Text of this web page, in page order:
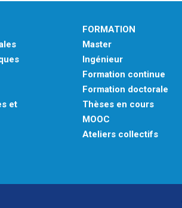
et
FORMATION
Master
Ingénieur
Formation continue
Formation doctorale
Thèses en cours
MOOC
Ateliers collectifs